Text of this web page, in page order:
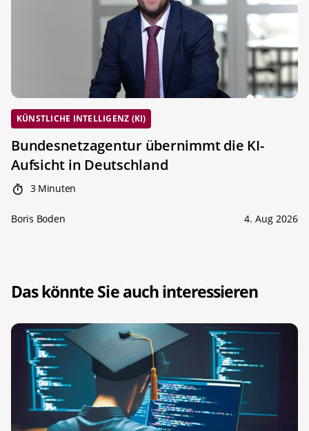
KÜNSTLICHE INTELLIGENZ (KI)
Bundesnetzagentur übernimmt die KI-
Aufsicht in Deutschland
3 Minuten
Boris Boden 4. Aug 2026
Das könnte Sie auch interessieren